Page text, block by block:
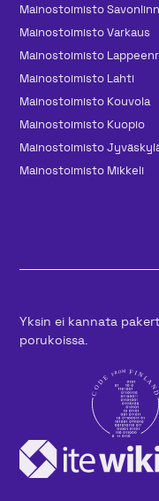
Mainos­toimisto
Mainos­toimisto Varkaus
Mainos­toimisto
Mainos­toimisto Lahti
Mainos­toimisto Kouvola
Mainos­toimisto Kuopio
Mainos­toimisto
Mainos­toimisto Mikkeli
Yksin ei kannata
porukoissa.